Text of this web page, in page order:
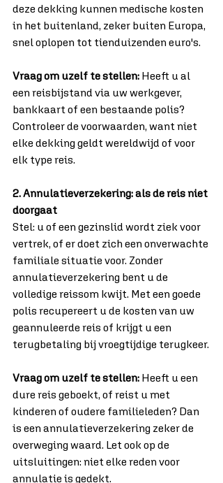
deze dekking kunnen medische kosten
in het buitenland, zeker buiten Europa,
snel oplopen tot tienduizenden euro's.
Vraag om uzelf te stellen: Heeft u al
een reisbijstand via uw werkgever,
bankkaart of een bestaande polis?
Controleer de voorwaarden, want niet
elke dekking geldt wereldwijd of voor
elk type reis.
2. Annulatieverzekering: als de reis niet
doorgaat
Stel: u of een gezinslid wordt ziek voor
vertrek, of er doet zich een onverwachte
familiale situatie voor. Zonder
annulatieverzekering bent u de
volledige reissom kwijt. Met een goede
polis recupereert u de kosten van uw
geannuleerde reis of krijgt u een
terugbetaling bij vroegtijdige terugkeer.
Vraag om uzelf te stellen: Heeft u een
dure reis geboekt, of reist u met
kinderen of oudere familieleden? Dan
is een annulatieverzekering zeker de
overweging waard. Let ook op de
uitsluitingen: niet elke reden voor
annulatie is gedekt.